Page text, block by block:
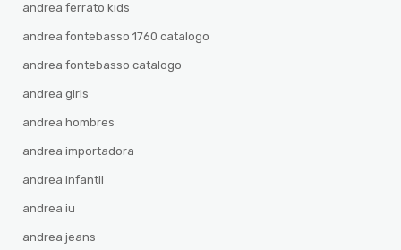
andrea ferrato kids
andrea fontebasso 1760 catalogo
andrea fontebasso catalogo
andrea girls
andrea hombres
andrea importadora
andrea infantil
andrea iu
andrea jeans